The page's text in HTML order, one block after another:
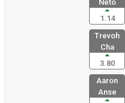
Neto
1.14
Trevoh
Cha
3.80
Aaron
Anse